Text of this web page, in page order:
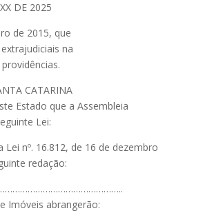
DE 2025
de 2015, que
na
CATARINA
Estado que a Assembleia
Lei:
Lei nº. 16.812, de 16 de dezembro
redação:
Imóveis abrangerão: